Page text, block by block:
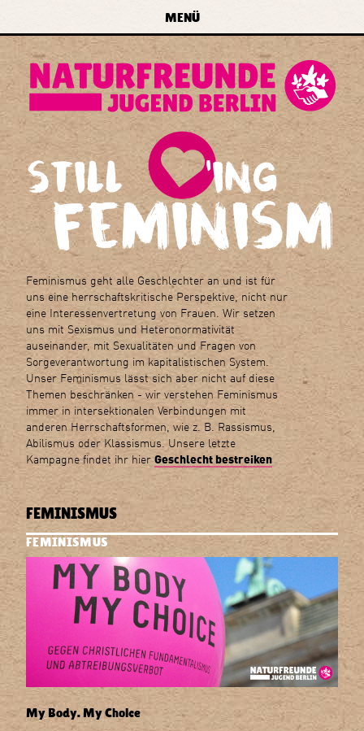
zum Inhalt springen
forum
naturfreundejugend
e.v.
MENÜ
Feminismus geht alle Geschlechter an und ist für
uns eine herrschaftskritische Perspektive, nicht nur
eine Interessenvertretung von Frauen. Wir setzen
uns mit Sexismus und Heteronormativität
auseinander, mit Sexualitäten und Fragen von
Sorgeverantwortung im kapitalistischen System.
Unser Feminismus lässt sich aber nicht auf diese
Themen beschränken - wir verstehen Feminismus
immer in intersektionalen Verbindungen mit
anderen Herrschaftsformen, wie z. B. Rassismus,
Abilismus oder Klassismus. Unsere letzte
Kampagne findet ihr hierGeschlecht bestreiken
FEMINISMUS
FEMINISMUS
My Body. My Choice